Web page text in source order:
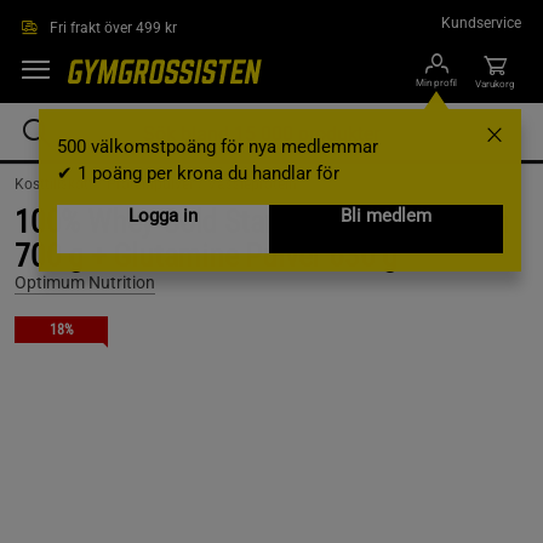
Fri frakt över 499 kr Kundservice
Min profil
500 välkomstpoäng för nya medlemmar
✔ 1 poäng per krona du handlar för
Logga in
Bli medlem
Varukorg
Kosttillskott /Proteinpulver / Vassleprotein
100% Whey Gold Standard Vassleprotein
700 g + Glutamine Pulver 630 g
Optimum Nutrition
18%